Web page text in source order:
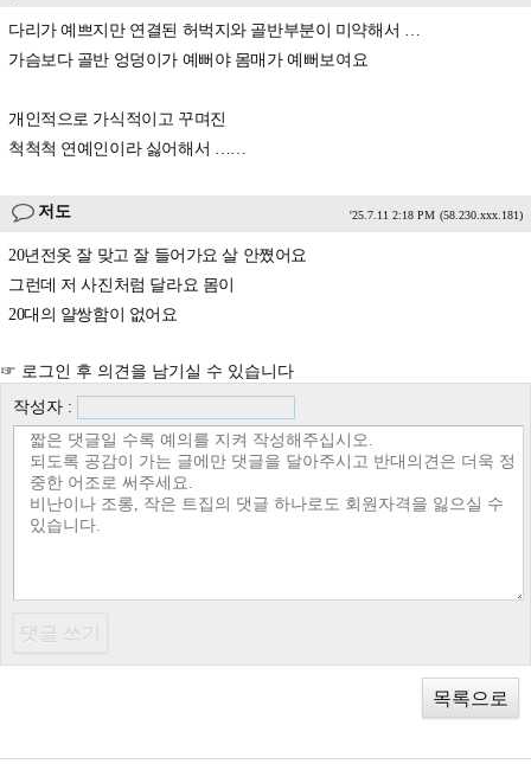
다리가 예쁘지만 연결된 허벅지와 골반부분이 미약해서 …
가슴보다 골반 엉덩이가 예뻐야 몸매가 예뻐보여요
개인적으로 가식적이고 꾸며진
척척척 연예인이라 싫어해서 ……
저도 '25.7.11 2:18 PM (58.230.xxx.181)
20년전옷 잘 맞고 잘 들어가요 살 안쪘어요
그런데 저 사진처럼 달라요 몸이
20대의 얄쌍함이 없어요
☞ 로그인 후 의견을 남기실 수 있습니다
작성자 :
목록으로